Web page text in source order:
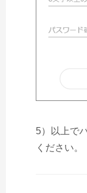
5）以上で
ください。